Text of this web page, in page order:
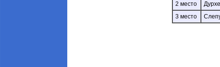
2 место
3 место